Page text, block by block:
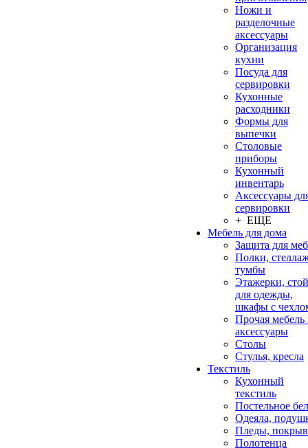
Ножи и
разделочные
аксессуары
Организация
кухни
Посуда для
сервировки
Кухонные
расходники
Формы для
выпечки
Столовые
приборы
Кухонный
инвентарь
Аксессуары
сервировки
+ ЕЩЕ
Мебель для дома
Защита для
Полки,
тумбы
Этажерки,
для одежды,
шкафы с
Прочая мебель
аксессуары
Столы
Стулья, кресла
Текстиль
Кухонный
текстиль
Постельное
Одеяла,
Пледы,
Полотенца